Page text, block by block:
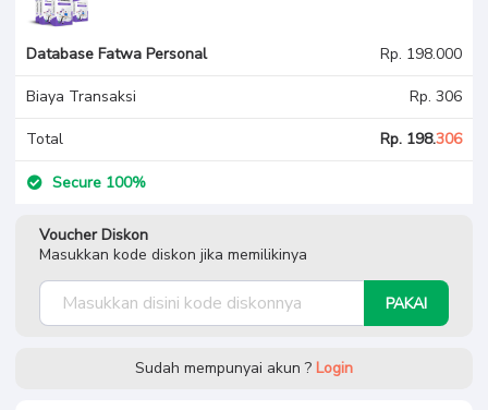
Database Fatwa Personal Rp. 198.000
Biaya Transaksi Rp. 306
Total Rp. 198.306
Secure 100%
Voucher Diskon
Masukkan kode diskon jika memilikinya
PAKAI
Sudah mempunyai akun ? Login